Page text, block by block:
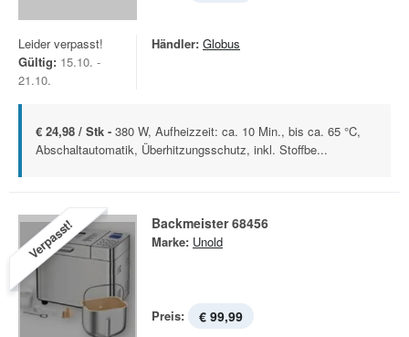
Leider verpasst!
Gültig: 15.10. -
21.10.
Händler: Globus
€ 24,98 / Stk - 380 W, Aufheizzeit: ca. 10 Min., bis ca. 65 °C,
Abschaltautomatik, Überhitzungsschutz, inkl. Stoffbe...
Verpasst! Backmeister 68456
Marke: Unold
Preis: € 99,99